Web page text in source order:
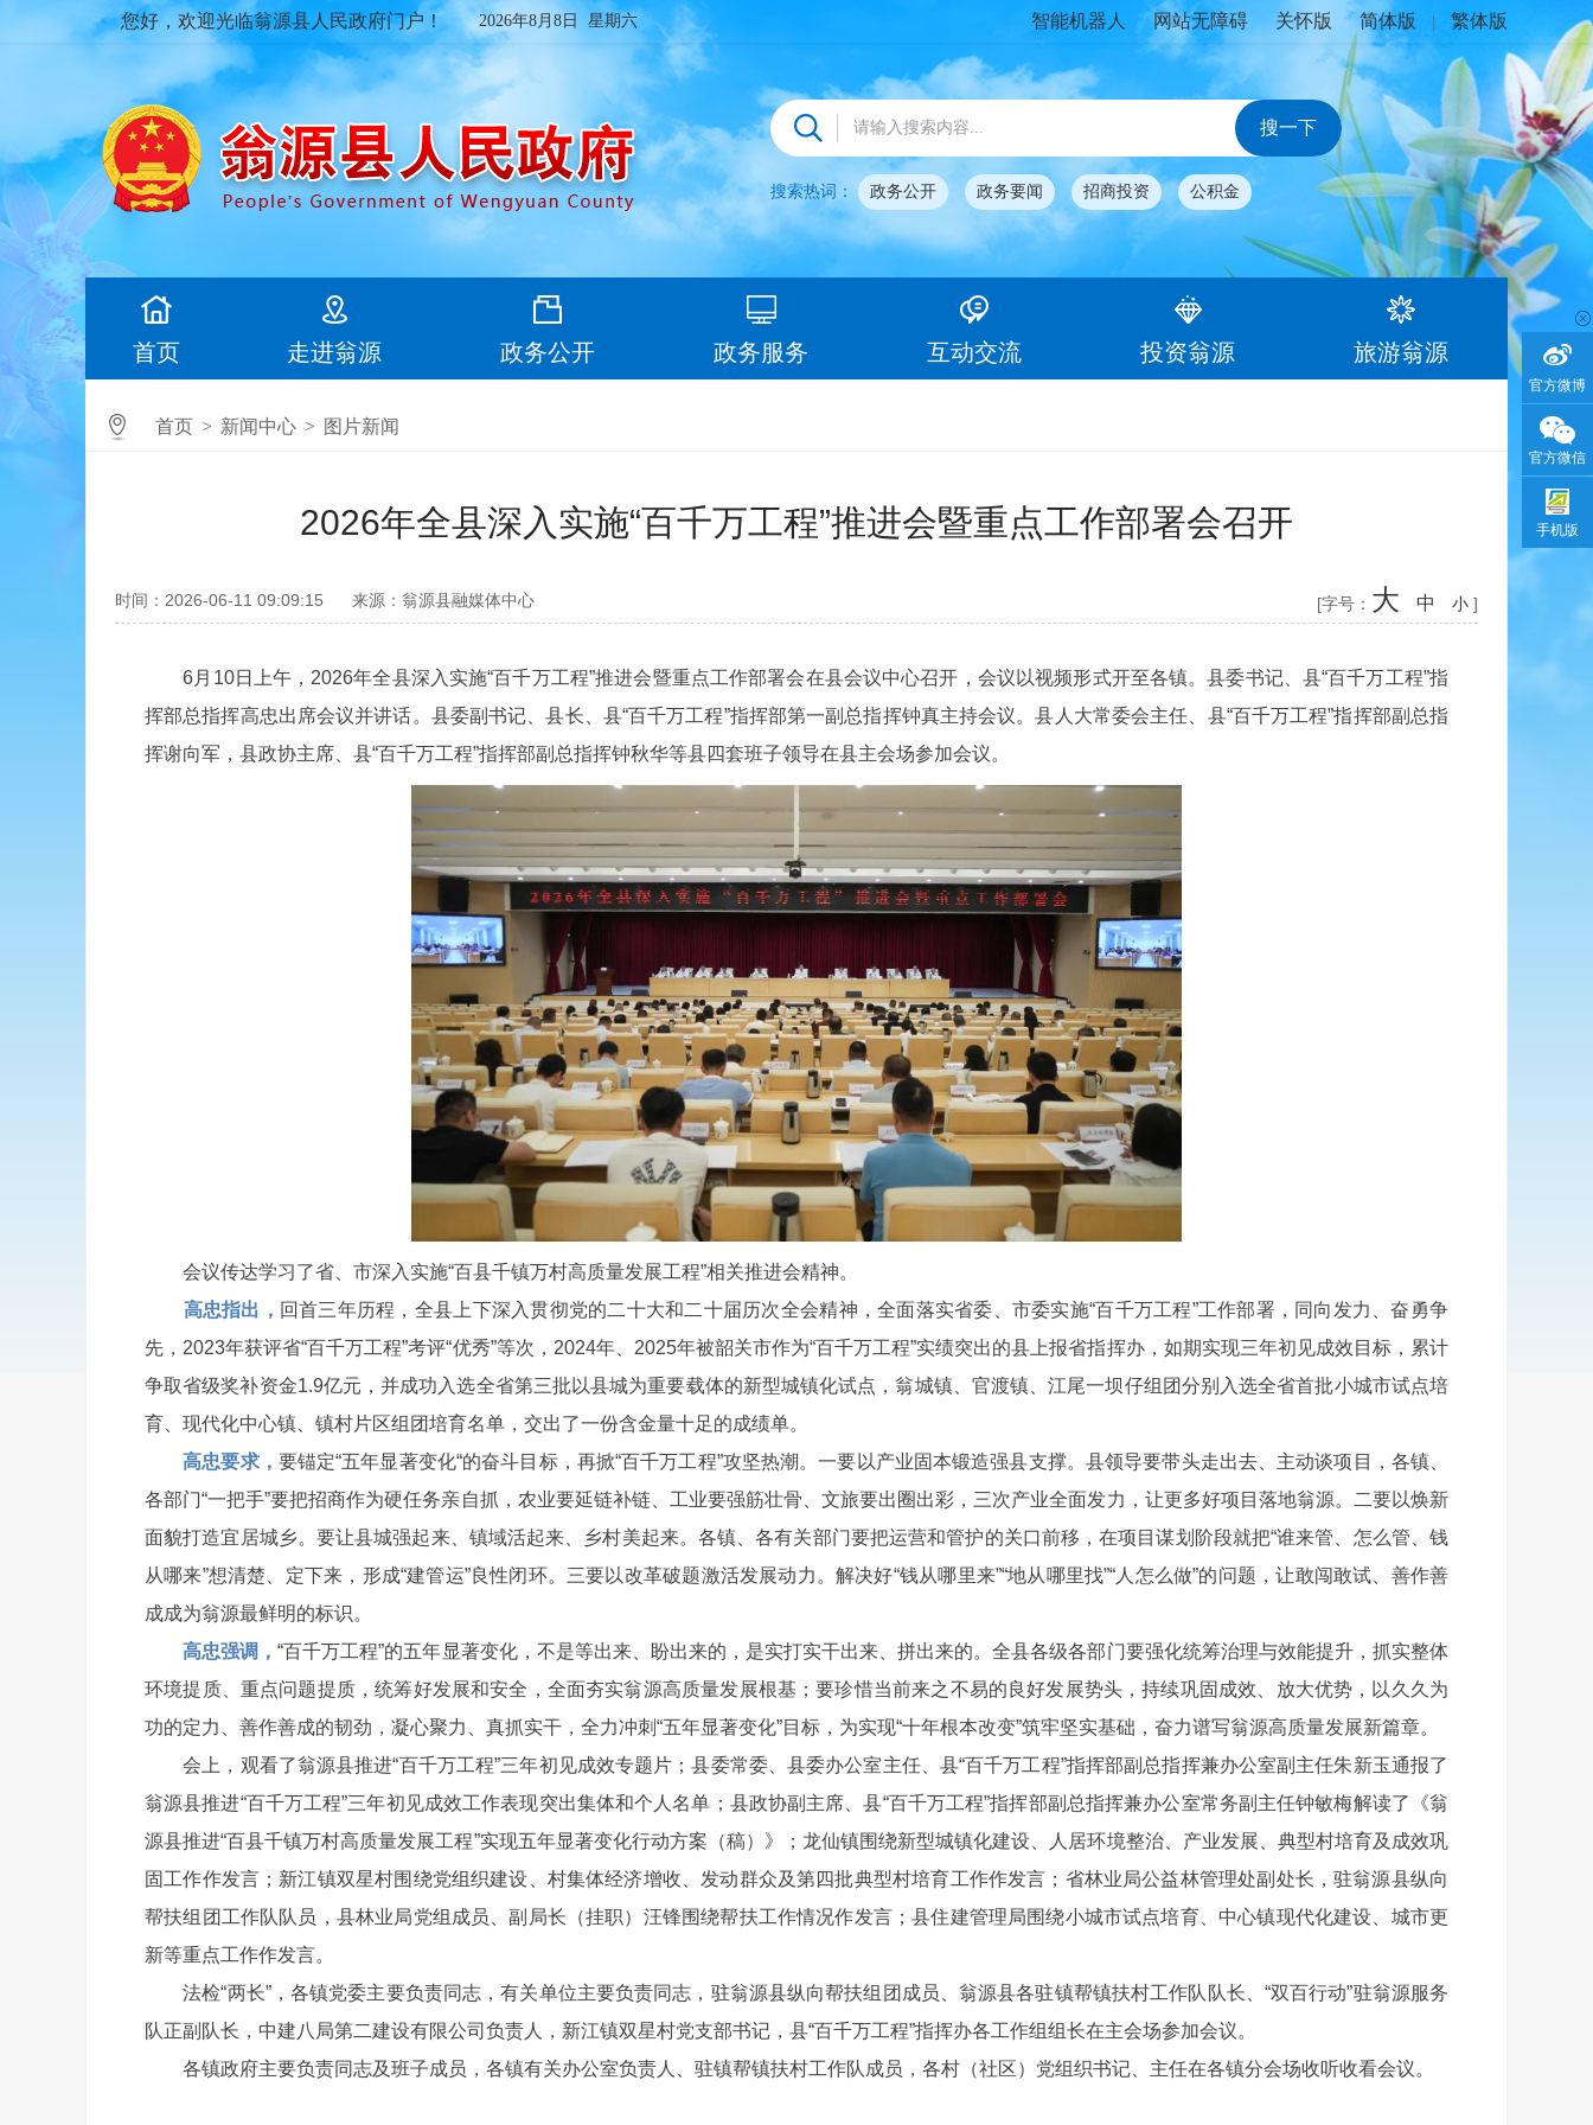
官方微博
官方微信
手机版
您好，欢迎光临翁源县人民政府门户！ 2026年8月8日 星期六 智能机器人 网站无障碍 关怀版 简体版 繁体版
搜索热词： 政务公开 政务要闻 招商投资 公积金
首页 走进翁源 政务公开 政务服务 互动交流 投资翁源 旅游翁源
首页 > 新闻中心 > 图片新闻
2026年全县深入实施“百千万工程”推进会暨重点工作部署会召开
时间：2026-06-11 09:09:15 来源：翁源县融媒体中心 [字号： 大 中 小 ]
6月10日上午，2026年全县深入实施“百千万工程”推进会暨重点工作部署会在县会议中心召开，会议以视频形式开至各镇。县委书记、县“百千万工程”指
挥部总指挥高忠出席会议并讲话。县委副书记、县长、县“百千万工程”指挥部第一副总指挥钟真主持会议。县人大常委会主任、县“百千万工程”指挥部副总指
挥谢向军，县政协主席、县“百千万工程”指挥部副总指挥钟秋华等县四套班子领导在县主会场参加会议。
会议传达学习了省、市深入实施“百县千镇万村高质量发展工程”相关推进会精神。
高忠指出， 回首三年历程，全县上下深入贯彻党的二十大和二十届历次全会精神，全面落实省委、市委实施“百千万工程”工作部署，同向发力、奋勇争
先，2023年获评省“百千万工程”考评“优秀”等次，2024年、2025年被韶关市作为“百千万工程”实绩突出的县上报省指挥办，如期实现三年初见成效目标，累计
争取省级奖补资金1.9亿元，并成功入选全省第三批以县城为重要载体的新型城镇化试点，翁城镇、官渡镇、江尾一坝仔组团分别入选全省首批小城市试点培
育、现代化中心镇、镇村片区组团培育名单，交出了一份含金量十足的成绩单。
高忠要求， 要锚定“五年显著变化“的奋斗目标，再掀“百千万工程”攻坚热潮。一要以产业固本锻造强县支撑。县领导要带头走出去、主动谈项目，各镇、
各部门“一把手”要把招商作为硬任务亲自抓，农业要延链补链、工业要强筋壮骨、文旅要出圈出彩，三次产业全面发力，让更多好项目落地翁源。二要以焕新
面貌打造宜居城乡。要让县城强起来、镇域活起来、乡村美起来。各镇、各有关部门要把运营和管护的关口前移，在项目谋划阶段就把“谁来管、怎么管、钱
从哪来”想清楚、定下来，形成“建管运”良性闭环。三要以改革破题激活发展动力。解决好“钱从哪里来”“地从哪里找”“人怎么做”的问题，让敢闯敢试、善作善
成成为翁源最鲜明的标识。
高忠强调，“百千万工程”的五年显著变化，不是等出来、盼出来的，是实打实干出来、拼出来的。全县各级各部门要强化统筹治理与效能提升，抓实整体
环境提质、重点问题提质，统筹好发展和安全，全面夯实翁源高质量发展根基；要珍惜当前来之不易的良好发展势头，持续巩固成效、放大优势，以久久为
功的定力、善作善成的韧劲，凝心聚力、真抓实干，全力冲刺“五年显著变化”目标，为实现“十年根本改变”筑牢坚实基础，奋力谱写翁源高质量发展新篇章。
会上，观看了翁源县推进“百千万工程”三年初见成效专题片；县委常委、县委办公室主任、县“百千万工程”指挥部副总指挥兼办公室副主任朱新玉通报了
翁源县推进“百千万工程”三年初见成效工作表现突出集体和个人名单；县政协副主席、县“百千万工程”指挥部副总指挥兼办公室常务副主任钟敏梅解读了《翁
源县推进“百县千镇万村高质量发展工程”实现五年显著变化行动方案（稿）》；龙仙镇围绕新型城镇化建设、人居环境整治、产业发展、典型村培育及成效巩
固工作作发言；新江镇双星村围绕党组织建设、村集体经济增收、发动群众及第四批典型村培育工作作发言；省林业局公益林管理处副处长，驻翁源县纵向
帮扶组团工作队队员，县林业局党组成员、副局长（挂职）汪锋围绕帮扶工作情况作发言；县住建管理局围绕小城市试点培育、中心镇现代化建设、城市更
新等重点工作作发言。
法检“两长”，各镇党委主要负责同志，有关单位主要负责同志，驻翁源县纵向帮扶组团成员、翁源县各驻镇帮镇扶村工作队队长、“双百行动”驻翁源服务
队正副队长，中建八局第二建设有限公司负责人，新江镇双星村党支部书记，县“百千万工程”指挥办各工作组组长在主会场参加会议。
各镇政府主要负责同志及班子成员，各镇有关办公室负责人、驻镇帮镇扶村工作队成员，各村（社区）党组织书记、主任在各镇分会场收听收看会议。